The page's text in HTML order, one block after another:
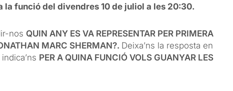
la funció del divendres 10 de juliol a les 20:30.
nos QUIN ANY ES VA REPRESENTAR PER PRIMERA
MARC SHERMAN?. Deixa’ns la resposta en
PER A QUINA FUNCIÓ VOLS GUANYAR LES